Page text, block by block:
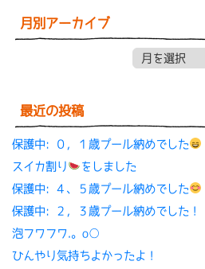
月別アーカイブ
最近の投稿
保護中: ０，１歳プール納めでした
スイカ割り
をしました
保護中: ４、５歳プール納めでした
保護中: ２，３歳プール納めでした！
泡フワフワ.。o○
ひんやり気持ちよかったよ！